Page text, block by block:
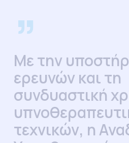
”
Με την
ερευνών και τη
συνδυαστική
τεχνικών, η